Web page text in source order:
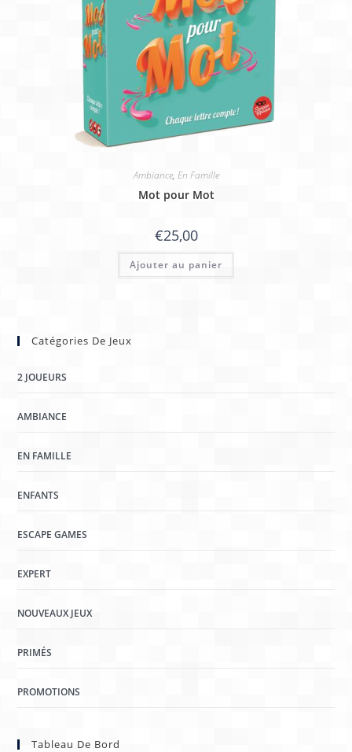
Ambiance, En Famille
Mot pour Mot
€25,00
Ajouter au panier
Catégories De Jeux
2 JOUEURS
AMBIANCE
EN FAMILLE
ENFANTS
ESCAPE GAMES
EXPERT
NOUVEAUX JEUX
PRIMÉS
PROMOTIONS
Tableau De Bord